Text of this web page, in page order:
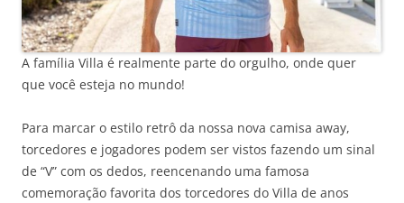
A família Villa é realmente parte do orgulho, onde quer
que você esteja no mundo!
Para marcar o estilo retrô da nossa nova camisa away,
torcedores e jogadores podem ser vistos fazendo um sinal
de “V” com os dedos, reencenando uma famosa
comemoração favorita dos torcedores do Villa de anos